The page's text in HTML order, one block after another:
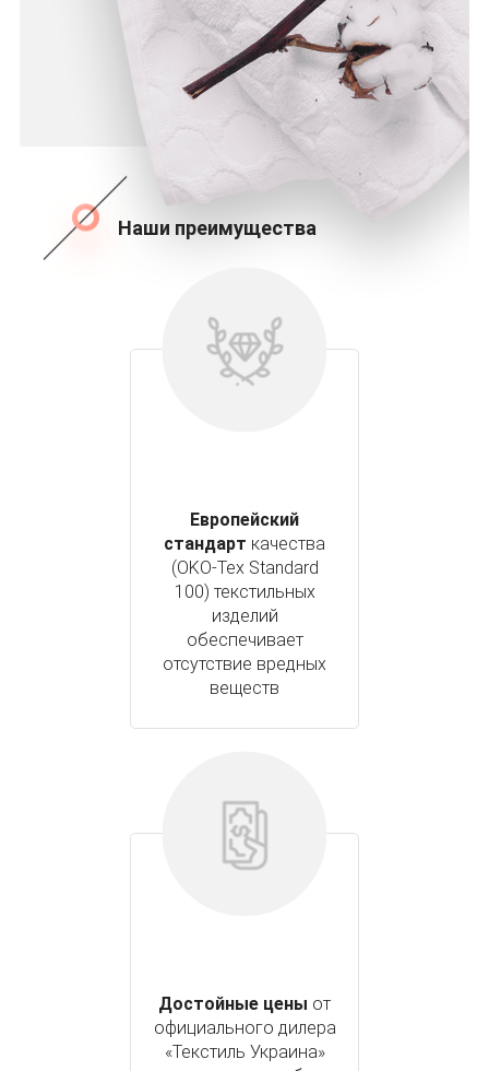
Наши преимущества
Европейский
стандарт качества
(OKO-Tex Standard
100) текстильных
изделий
обеспечивает
отсутствие вредных
веществ
Достойные цены от
официального дилера
«Текстиль Украина»